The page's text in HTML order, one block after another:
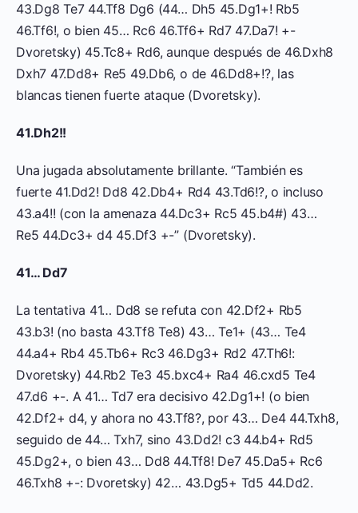
43.Dg8 Te7 44.Tf8 Dg6 (44… Dh5 45.Dg1+! Rb5
46.Tf6!, o bien 45… Rc6 46.Tf6+ Rd7 47.Da7! +-
Dvoretsky) 45.Tc8+ Rd6, aunque después de 46.Dxh8
Dxh7 47.Dd8+ Re5 49.Db6, o de 46.Dd8+!?, las
blancas tienen fuerte ataque (Dvoretsky).
41.Dh2!!
Una jugada absolutamente brillante. “También es
fuerte 41.Dd2! Dd8 42.Db4+ Rd4 43.Td6!?, o incluso
43.a4!! (con la amenaza 44.Dc3+ Rc5 45.b4#) 43…
Re5 44.Dc3+ d4 45.Df3 +-” (Dvoretsky).
41… Dd7
La tentativa 41… Dd8 se refuta con 42.Df2+ Rb5
43.b3! (no basta 43.Tf8 Te8) 43… Te1+ (43… Te4
44.a4+ Rb4 45.Tb6+ Rc3 46.Dg3+ Rd2 47.Th6!:
Dvoretsky) 44.Rb2 Te3 45.bxc4+ Ra4 46.cxd5 Te4
47.d6 +-. A 41… Td7 era decisivo 42.Dg1+! (o bien
42.Df2+ d4, y ahora no 43.Tf8?, por 43… De4 44.Txh8,
seguido de 44… Txh7, sino 43.Dd2! c3 44.b4+ Rd5
45.Dg2+, o bien 43… Dd8 44.Tf8! De7 45.Da5+ Rc6
46.Txh8 +-: Dvoretsky) 42… 43.Dg5+ Td5 44.Dd2.